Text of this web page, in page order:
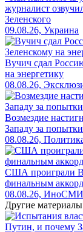
журналист
Зеленского
09.08.26, Украина
Вучич сдал
на энергетику
08.08.26,
Возмездие
Западу за
08.08.26,
США проиграли
финальным
08.08.26, ИноСМИ
Другие